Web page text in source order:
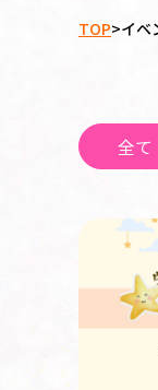
TOP>イベ
全て